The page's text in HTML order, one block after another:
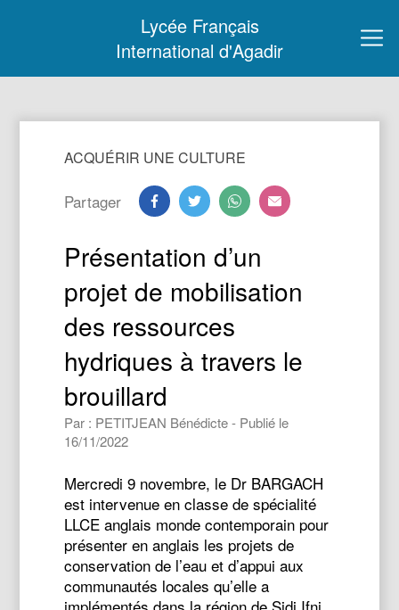
Lycée Français
International d'Agadir
ACQUÉRIR UNE CULTURE
Partager
Présentation d’un
projet de mobilisation
des ressources
hydriques à travers le
brouillard
Par : PETITJEAN Bénédicte - Publié le
16/11/2022
Mercredi 9 novembre, le Dr BARGACH
est intervenue en classe de spécialité
LLCE anglais monde contemporain pour
présenter en anglais les projets de
conservation de l’eau et d’appui aux
communautés locales qu’elle a